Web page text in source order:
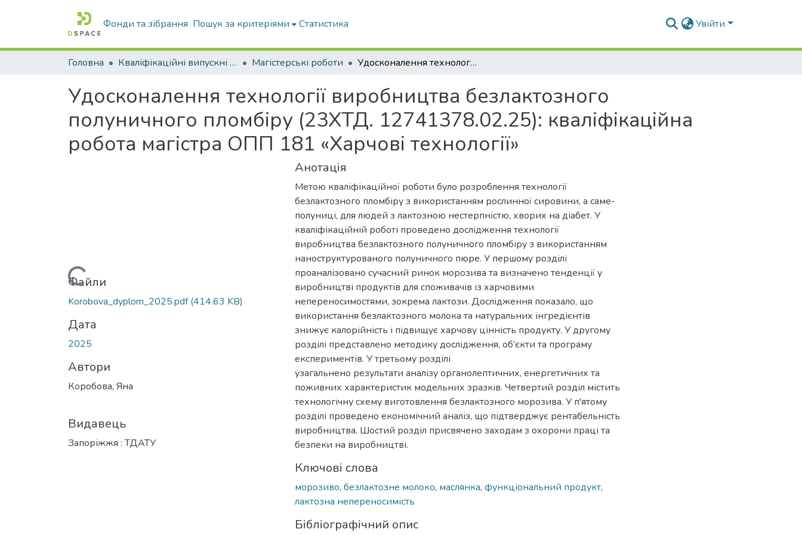
Фонди та зібрання Пошук за критеріями Статистика Увійти
Головна Кваліфікаційні випускні роботи бакалаврів і магістрів Магістерські роботи Удосконалення технології виробництва безлактозного полуничного пломбіру (23ХТД. 12741378.02.25): кваліфікаційна робота магістра ОПП 181 «Харчові технології»
Удосконалення технології виробництва безлактозного
полуничного пломбіру (23ХТД. 12741378.02.25): кваліфікаційна
робота магістра ОПП 181 «Харчові технології»
Вантажиться...
Файли
Korobova_dyplom_2025.pdf(414.63 KB)
Дата
2025
Автори
Коробова, Яна
Видавець
Запоріжжя : ТДАТУ
Анотація
Метою кваліфікаційної роботи було розроблення технології
безлактозного пломбіру з використанням рослинної сировини, а саме-
полуниці, для людей з лактозною нестерпністю, хворих на діабет. У
кваліфікаційній роботі проведено дослідження технології
виробництва безлактозного полуничного пломбіру з використанням
наноструктурованого полуничного пюре. У першому розділі
проаналізовано сучасний ринок морозива та визначено тенденції у
виробництві продуктів для споживачів із харчовими
непереносимостями, зокрема лактози. Дослідження показало, що
використання безлактозного молока та натуральних інгредієнтів
знижує калорійність і підвищує харчову цінність продукту. У другому
розділі представлено методику дослідження, об’єкти та програму
експериментів. У третьому розділі
узагальнено результати аналізу органолептичних, енергетичних та
поживних характеристик модельних зразків. Четвертий розділ містить
технологічну схему виготовлення безлактозного морозива. У п'ятому
розділі проведено економічний аналіз, що підтверджує рентабельність
виробництва. Шостий розділ присвячено заходам з охорони праці та
безпеки на виробництві.
Ключові слова
морозиво, безлактозне молоко, маслянка, функціональний продукт,
лактозна непереносимість
Бібліографічний опис